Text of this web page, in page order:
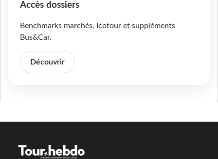
Accès dossiers
Benchmarks marchés, Icotour et suppléments
Bus&Car.
Découvrir